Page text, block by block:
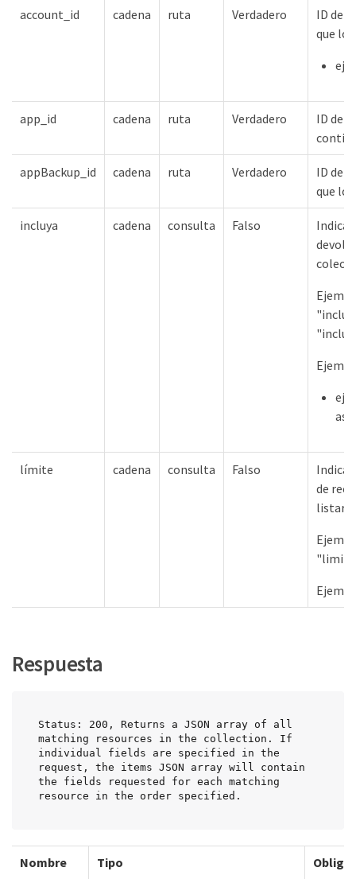
account_id cadena ruta Verdadero
ID del
que lo
app_id cadena ruta Verdadero
ID del
appBackup_id cadena ruta Verdadero
ID del
que lo
incluya cadena consulta Falso
Indica
límite cadena consulta Falso
Indica
de
listar
Respuesta
Status: 200, Returns a JSON array of all
matching resources in the collection. If
individual fields are specified in the
request, the items JSON array will contain
the fields requested for each matching
resource in the order specified.
Nombre Tipo